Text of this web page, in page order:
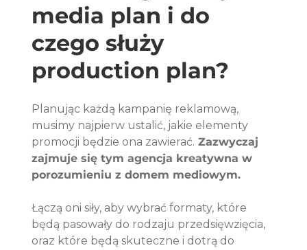
media plan i do
czego służy
production plan?
Planując każdą kampanię reklamową,
musimy najpierw ustalić, jakie elementy
promocji będzie ona zawierać. Zazwyczaj
zajmuje się tym agencja kreatywna w
porozumieniu z domem mediowym.
Łączą oni siły, aby wybrać formaty, które
będą pasowały do rodzaju przedsięwzięcia,
oraz które będą skuteczne i dotrą do